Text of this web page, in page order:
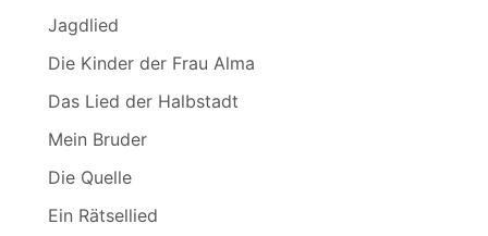
Jagdlied
Die Kinder der Frau Alma
Das Lied der Halbstadt
Mein Bruder
Die Quelle
Ein Rätsellied